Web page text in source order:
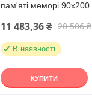
пам'яті меморі 90х200
11 483,36 ₴ 20 506 ₴
В наявності
КУПИТИ